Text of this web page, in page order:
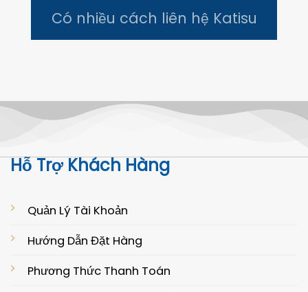
Có nhiều cách liên hệ Katisu
Hỗ Trợ Khách Hàng
Quản Lý Tài Khoản
Hướng Dẫn Đặt Hàng
Phương Thức Thanh Toán